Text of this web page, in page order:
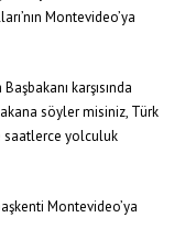
Montevideo’ya
karşısında
söyler misiniz, Türk
saatlerce yolculuk
Montevideo’ya